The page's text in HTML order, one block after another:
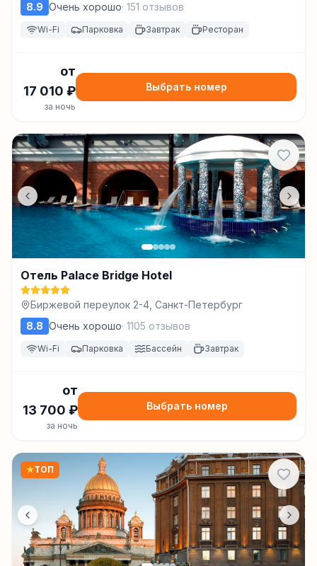
8.9 Очень хорошо· 151 отзывов
Wi-Fi Парковка Завтрак Ресторан
от
17 010 ₽
за ночь
Выбрать номер
Отель Palace Bridge Hotel
Биржевой переулок 2-4, Санкт-Петербург
8.8 Очень хорошо· 1105 отзывов
Wi-Fi Парковка Бассейн Завтрак
от
13 700 ₽
за ночь
Выбрать номер
★ТОП